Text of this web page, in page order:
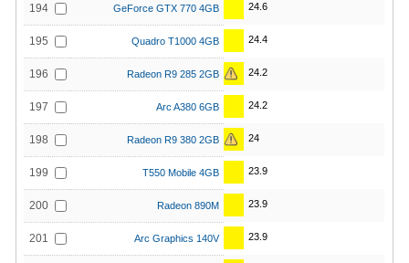
194 GeForce GTX 770 4GB 24.6
195 Quadro T1000 4GB 24.4
196 Radeon R9 285 2GB 24.2
197 Arc A380 6GB 24.2
198 Radeon R9 380 2GB 24
199 T550 Mobile 4GB 23.9
200 Radeon 890M 23.9
201 Arc Graphics 140V 23.9